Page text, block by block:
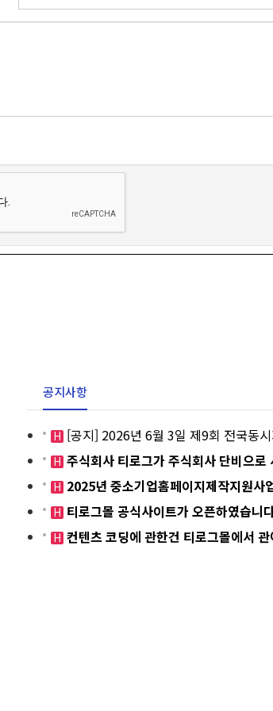
공지사항
H [공지] 2026년 6월 3일 제9회 전국동
H 주식회사 티로그가 주식회사 단비으
H 2025년 중소기업홈페이지제작지원사
H 티로그몰 공식사이트가 오픈하였습니
H 컨텐츠 코딩에 관한건 티로그몰에서